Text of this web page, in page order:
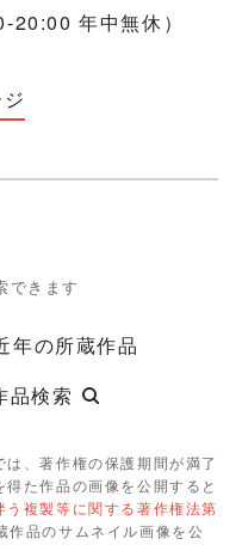
20:00 年中無休）
できます
年の所蔵作品
品検索
、著作権の保護期間が満了
た作品の画像を公開すると
複製等に関する著作権法第
作品のサムネイル画像を公